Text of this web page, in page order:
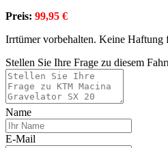
Preis: 99,95 €
Irrtümer vorbehalten. Keine Haftung
Stellen Sie Ihre Frage zu diesem
Name
E-Mail